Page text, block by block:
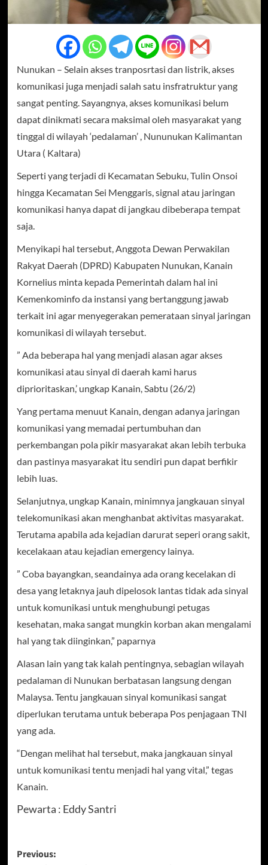
Nunukan – Selain akses tranposrtasi dan listrik, akses
komunikasi juga menjadi salah satu insfratruktur yang
sangat penting. Sayangnya, akses komunikasi belum
dapat dinikmati secara maksimal oleh masyarakat yang
tinggal di wilayah ‘pedalaman’ , Nununukan Kalimantan
Utara ( Kaltara)
Seperti yang terjadi di Kecamatan Sebuku, Tulin Onsoi
hingga Kecamatan Sei Menggaris, signal atau jaringan
komunikasi hanyadapat di jangkau dibeberapa tempat
saja.
Menyikapi hal tersebut, Anggota Dewan Perwakilan
Rakyat Daerah (DPRD) Kabupaten Nunukan, Kanain
Kornelius minta kepada Pemerintah dalam hal ini
Kemenkominfo da instansi yang bertanggung jawab
terkait ini agar menyegerakan pemerataan sinyal jaringan
komunikasi di wilayah tersebut.
” Ada beberapa hal yang menjadi alasan agar akses
komunikasi atau sinyal di daerah kami harus
diprioritaskan,’ ungkap Kanain, Sabtu (26/2)
Yang pertama menuut Kanain, dengan adanya jaringan
komunikasi yang memadai pertumbuhan dan
perkembangan pola pikir masyarakat akan lebih terbuka
dan pastinya masyarakat itu sendiri pun dapat berfikir
lebih luas.
Selanjutnya, ungkap Kanain, minimnya jangkauan sinyal
telekomunikasi akan menghanbat aktivitas masyarakat.
Terutama apabila ada kejadian darurat seperi orang sakit,
kecelakaan atau kejadian emergency lainya.
” Coba bayangkan, seandainya ada orang kecelakan di
desa yang letaknya jauh dipelosok lantas tidak ada sinyal
untuk komunikasi untuk menghubungi petugas
kesehatan, maka sangat mungkin korban akan mengalami
hal yang tak diinginkan,” paparnya
Alasan lain yang tak kalah pentingnya, sebagian wilayah
pedalaman di Nunukan berbatasan langsung dengan
Malaysa. Tentu jangkauan sinyal komunikasi sangat
diperlukan terutama untuk beberapa Pos penjagaan TNI
yang ada.
“Dengan melihat hal tersebut, maka jangkauan sinyal
untuk komunikasi tentu menjadi hal yang vital,” tegas
Kanain.
Pewarta : Eddy Santri
Post
Previous: